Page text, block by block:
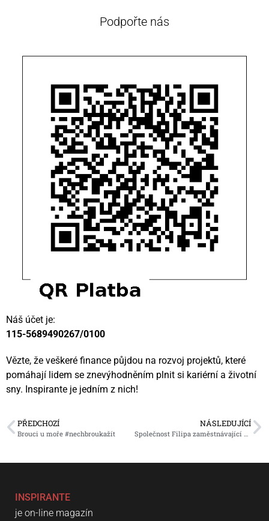
Podpořte nás
Náš účet je:
115-5689490267/0100
Vězte, že veškeré finance půjdou na rozvoj projektů, které
pomáhají lidem se znevýhodněním plnit si kariérní a životní
sny. Inspirante je jedním z nich!
PŘEDCHOZÍ
Brouci u moře #nechbroukažít
NÁSLEDUJÍCÍ
INSPIRANTE
je on-line magazín